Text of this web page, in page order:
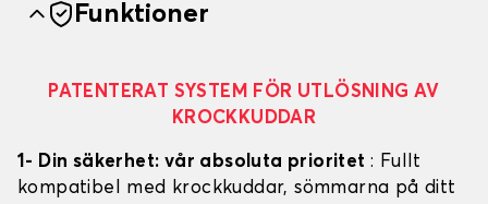
Funktioner
PATENTERAT SYSTEM FÖR UTLÖSNING AV
KROCKKUDDAR
1- Din säkerhet: vår absoluta prioritet : Fullt
kompatibel med krockkuddar, sömmarna på ditt